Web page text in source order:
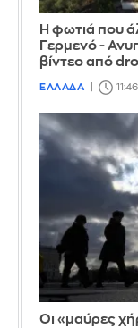
Η φωτιά που
Γερμενό -
βίντεο από
ΕΛΛΑΔΑ
Οι «μαύρες